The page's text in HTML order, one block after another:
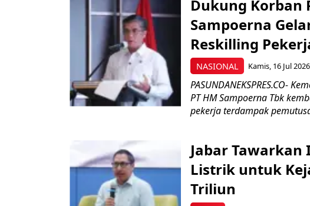
NASIONAL
Dukung Korban
Sampoerna
Reskilling
Kamis, 16 Jul
PASUNDANEKSPRES.CO-
PT HM Sampoerna Tbk
pekerja terdampak
Jabar Tawarkan
Listrik untuk
Triliun